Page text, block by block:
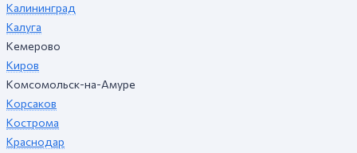
Калининград
Калуга
Кемерово
Киров
Комсомольск-на-Амуре
Корсаков
Кострома
Краснодар